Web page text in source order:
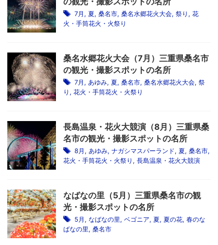
7月, 夏, 桑名市, 桑名水郷花火大会, 祭り , 花
火・手筒花火・火祭り
桑名水郷花火大会（7月）三重県桑名市
の観光・撮影スポットの名所
7月, あゆみ, 夏, 桑名市, 桑名水郷花火大会, 祭
り , 花火・手筒花火・火祭り
長島温泉・花火大競演（8月）三重県桑
名市の観光・撮影スポットの名所
8月, あゆみ, ナガシマスパーランド, 夏, 桑名市,
花火・手筒花火・火祭り , 長島温泉・花火大競演
なばなの里（5月）三重県桑名市の観
光・撮影スポットの名所
5月, なばなの里, ベゴニア, 夏, 夏の花, 春のな
ばなの里, 桑名市